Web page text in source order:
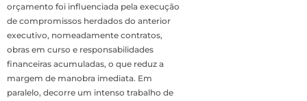
orçamento foi influenciada pela execução
de compromissos herdados do anterior
executivo, nomeadamente contratos,
obras em curso e responsabilidades
financeiras acumuladas, o que reduz a
margem de manobra imediata. Em
paralelo, decorre um intenso trabalho de